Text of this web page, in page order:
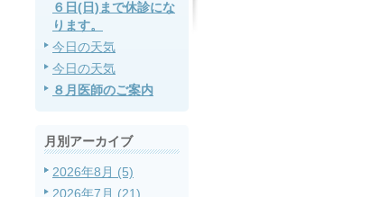
６日(日)まで休診にな
ります。
今日の天気
今日の天気
８月医師のご案内
月別アーカイブ
2026年8月 (5)
2026年7月 (21)